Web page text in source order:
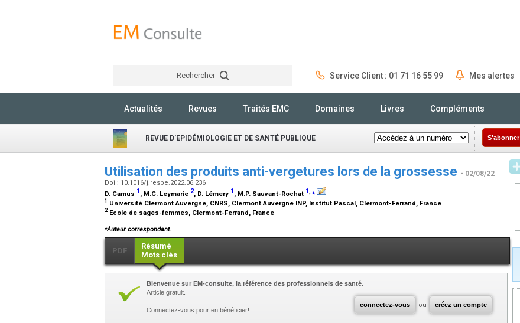
Rechercher Service Client : 01 71 16 55 99 Mes alertes
Actualités Revues Traités EMC Domaines Livres Compléments
REVUE D'EPIDÉMIOLOGIE ET DE SANTÉ PUBLIQUE S'abonner
Utilisation des produits anti-vergetures lors de la grossesse - 02/08/22
Doi : 10.1016/j.respe.2022.06.236
D. Camus 1 , M.C. Leymarie 2, D. Lémery 1 , M.P. Sauvant-Rochat 1,⁎
1 Université Clermont Auvergne, CNRS, Clermont Auvergne INP, Institut Pascal, Clermont-Ferrand, France
2 Ecole de sages-femmes, Clermont-Ferrand, France
⁎Auteur correspondant.
PDF
Résumé
Mots clés
connectez-vous ou créez un compte
Bienvenue sur EM-consulte, la référence des professionnels de santé.
Article gratuit.
Connectez-vous pour en bénéficier!